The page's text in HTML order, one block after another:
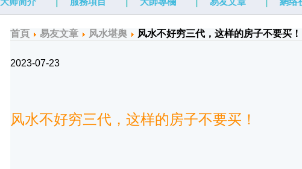
首頁 易友文章 风水堪舆 风水不好穷三代，这样的房子不要买！
2023-07-23
风水不好穷三代，这样的房子不要买！